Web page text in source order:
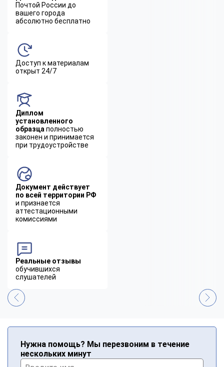
Почтой России до
вашего города
абсолютно бесплатно
Доступ к материалам
открыт 24/7
Диплом
установленного
образца полностью
законен и принимается
при трудоустройстве
Документ действует
по всей территории РФ
и признается
аттестационными
комиссиями
Реальные отзывы
обучившихся
слушателей
Нужна помощь? Мы перезвоним в течение
нескольких минут